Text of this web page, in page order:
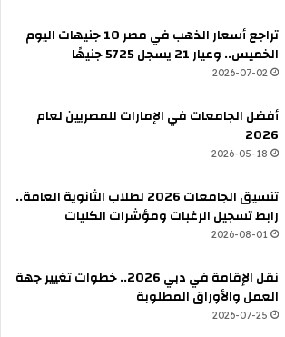
تراجع أسعار الذهب في مصر 10 جنيهات اليوم
الخميس.. وعيار 21 يسجل 5725 جنيهًا
2026-07-02
أفضل الجامعات في الإمارات للمصريين لعام
2026
2026-05-18
تنسيق الجامعات 2026 لطلاب الثانوية العامة..
رابط تسجيل الرغبات ومؤشرات الكليات
2026-08-01
نقل الإقامة في دبي 2026.. خطوات تغيير جهة
العمل والأوراق المطلوبة
2026-07-25